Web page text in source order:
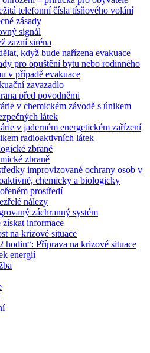
telefonní čísla tísňového volání
zásady
signál
zazní siréna
když bude nařízena evakuace
pro opuštění bytu nebo rodinného
v případě evakuace
zavazadlo
před povodněmi
v chemickém závodě s únikem
látek
v jaderném energetickém zařízení
radioaktivních látek
zbraně
zbraně
improvizované ochrany osob v
chemicky a biologicky
prostředí
nálezy
záchranný systém
získat informace
na krizové situace
hodin“: Příprava na krizové situace
energií